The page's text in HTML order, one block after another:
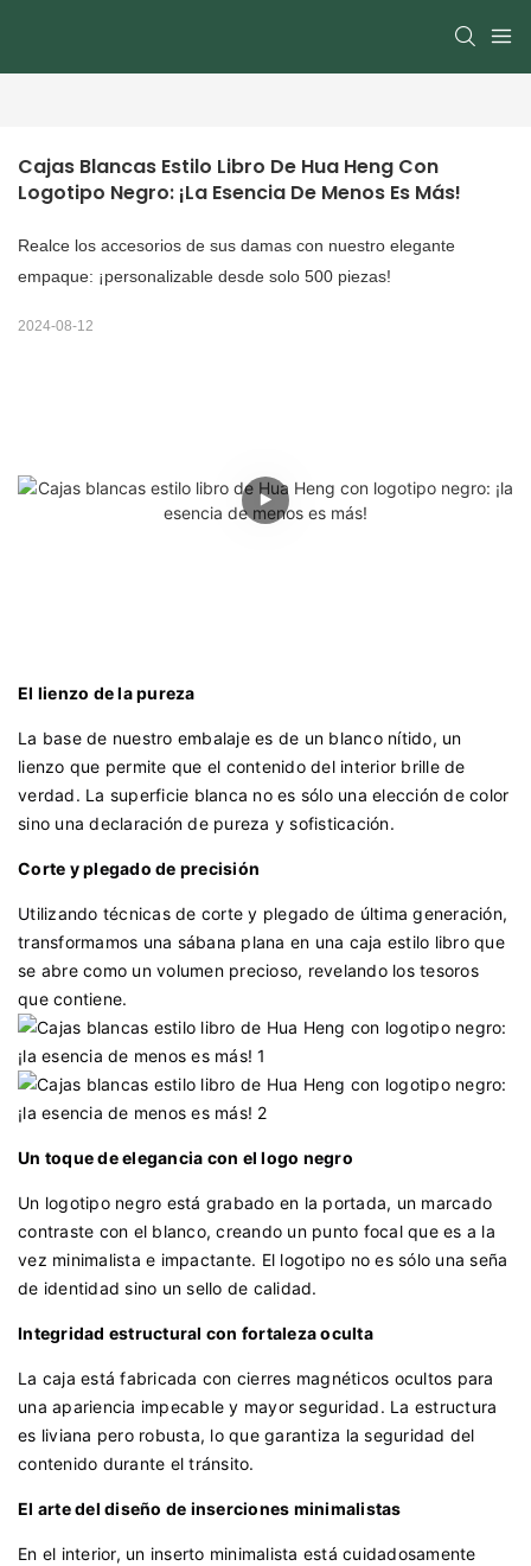
Cajas Blancas Estilo Libro De Hua Heng Con
Logotipo Negro: ¡la Esencia De Menos Es Más!
Realce los accesorios de sus damas con nuestro elegante
empaque: ¡personalizable desde solo 500 piezas!
2024-08-12
El lienzo de la pureza
La base de nuestro embalaje es de un blanco nítido, un
lienzo que permite que el contenido del interior brille de
verdad. La superficie blanca no es sólo una elección de color
sino una declaración de pureza y sofisticación.
Corte y plegado de precisión
Utilizando técnicas de corte y plegado de última generación,
transformamos una sábana plana en una caja estilo libro que
se abre como un volumen precioso, revelando los tesoros
que contiene.
Un toque de elegancia con el logo negro
Un logotipo negro está grabado en la portada, un marcado
contraste con el blanco, creando un punto focal que es a la
vez minimalista e impactante. El logotipo no es sólo una seña
de identidad sino un sello de calidad.
Integridad estructural con fortaleza oculta
La caja está fabricada con cierres magnéticos ocultos para
una apariencia impecable y mayor seguridad. La estructura
es liviana pero robusta, lo que garantiza la seguridad del
contenido durante el tránsito.
El arte del diseño de inserciones minimalistas
En el interior, un inserto minimalista está cuidadosamente